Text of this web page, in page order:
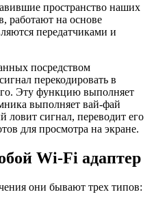
пространство наших
работают на основе
передатчиками и
посредством
перекодировать в
Эту функцию выполняет
выполняет вай-фай
ловит сигнал, переводит его
для просмотра на экране.
Wi-Fi адаптер
они бывают трех типов: